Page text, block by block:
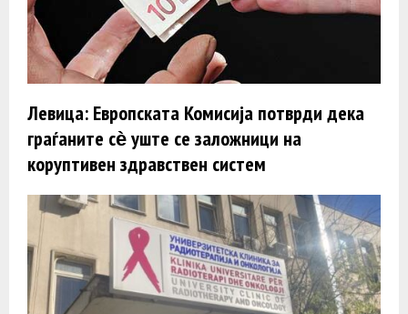
Левица: Европската Комисија потврди дека
граѓаните сѐ уште се заложници на
коруптивен здравствен систем